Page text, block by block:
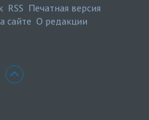
RSS Печатная версия
сайте О редакции